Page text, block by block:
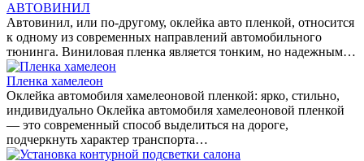
АВТОВИНИЛ
Автовинил, или по-другому, оклейка авто пленкой, относится
к одному из современных направлений автомобильного
тюнинга. Виниловая пленка является тонким, но надежным…
Пленка хамелеон
Оклейка автомобиля хамелеоновой пленкой: ярко, стильно,
индивидуально Оклейка автомобиля хамелеоновой пленкой
— это современный способ выделиться на дороге,
подчеркнуть характер транспорта…